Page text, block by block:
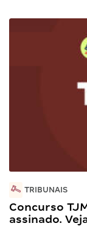
TRIBUNAIS
Concurso
assinado.